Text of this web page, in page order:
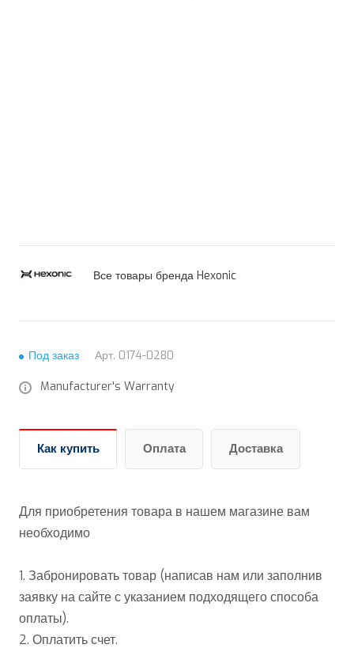
Все товары бренда Hexonic
Под заказ Арт. 0174-0280
Manufacturer's Warranty
Как купить Оплата Доставка
Для приобретения товара в нашем магазине вам
необходимо
1. Забронировать товар (написав нам или заполнив
заявку на сайте с указанием подходящего способа
оплаты).
2. Оплатить счет.